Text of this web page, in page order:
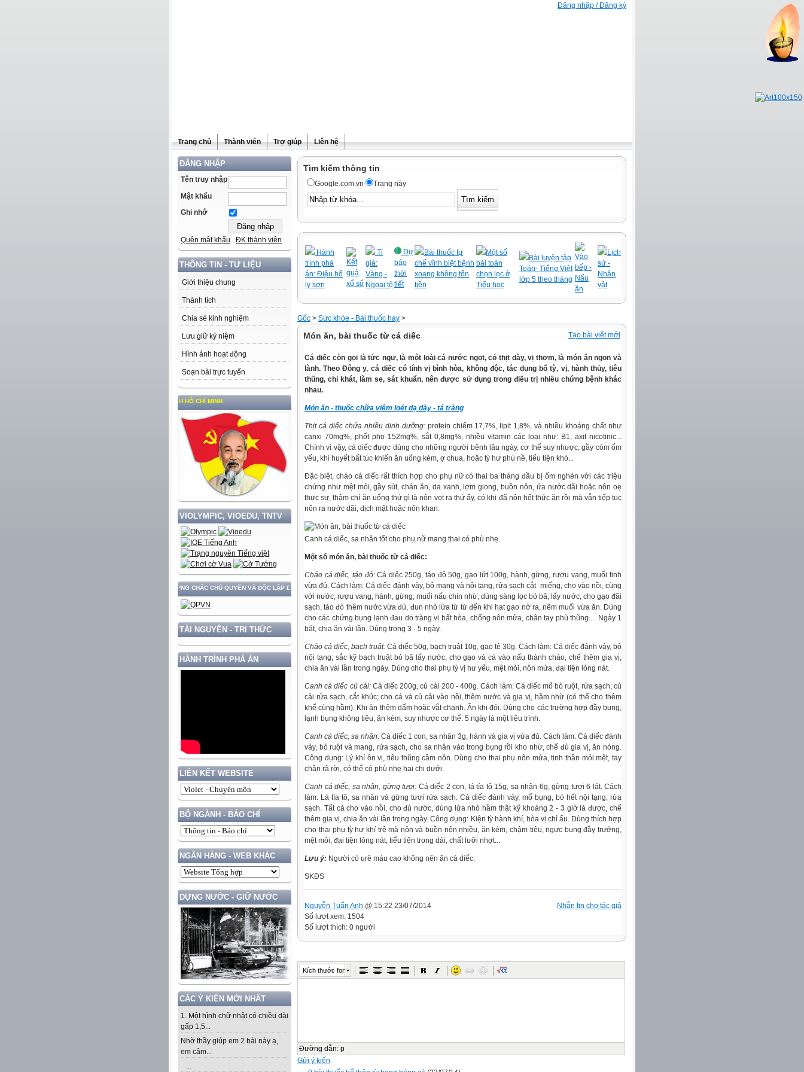
Đăng nhập / Đăng ký
Trang chủ Thành viên Trợ giúp Liên hệ
ĐĂNG NHẬP
Tên truy nhập
Mật khẩu
Ghi nhớ
Quên mật khẩu ĐK thành viên
THÔNG TIN - TƯ LIỆU
Giới thiệu chung
Thành tích
Chia sẻ kinh nghiệm
Lưu giữ kỷ niệm
Hình ảnh hoạt động
Soạn bài trực tuyến
VÀ LÀM THEO TƯ TƯỞNG, ĐẠO ĐỨC, PHONG CÁCH HỒ CHÍ MINH
VIOLYMPIC, VIOEDU, TNTV
VÀ PHÁT TRIỂN ĐẤT NƯỚC GẮN VỚI BẢO VỆ VỮNG CHẮC CHỦ QUYỀN VÀ ĐỘC LẬP DÂN TỘC!
TÀI NGUYÊN - TRI THỨC
HÀNH TRÌNH PHÁ ÁN
LIÊN KẾT WEBSITE
BỘ NGÀNH - BÁO CHÍ
NGÂN HÀNG - WEB KHÁC
DỰNG NƯỚC - GIỮ NƯỚC
CÁC Ý KIẾN MỚI NHẤT
1. Một hình chữ nhật có chiều dài
gấp 1,5...
Nhờ thầy giúp em 2 bài này ạ,
em cảm...
...
Tìm kiếm thông tin
Google.com.vn Trang này
Hành
trình phá
án: Điệu hổ
ly sơn
Kết
quả
xổ số
Tỉ
giá:
Vàng -
Ngoại tệ
Dự
báo
thời
tiết
Bài thuốc tự
chế vĩnh biệt bệnh
xoang không tốn
tiền
Một số
bài toán
chọn lọc ở
Tiểu học
Bài luyện tập
Toán- Tiếng Việt
lớp 5 theo tháng
Vào
bếp -
Nấu
ăn
Lịch
sử -
Nhân
vật
Gốc > Sức khỏe - Bài thuốc hay >
Tạo bài viết mới
Món ăn, bài thuốc từ cá diếc
Cá diếc còn gọi là tức ngư, là một loài cá nước ngọt, có thịt dày, vị thơm, là món ăn ngon và
lành. Theo Đông y, cá diếc có tính vị bình hòa, không độc, tác dụng bổ tỳ, vị, hành thủy, tiêu
thũng, chỉ khát, làm se, sát khuẩn, nên được sử dụng trong điều trị nhiều chứng bệnh khác
nhau.
Món ăn - thuốc chữa viêm loét dạ dày - tá tràng
Thịt cá diếc chứa nhiều dinh dưỡng: protein chiếm 17,7%, lipit 1,8%, và nhiều khoáng chất như
canxi 70mg%, phốt pho 152mg%, sắt 0,8mg%, nhiều vitamin các loại như: B1, axit nicotinic...
Chính vì vậy, cá diếc được dùng cho những người bệnh lâu ngày, cơ thể suy nhược, gầy còm ốm
yếu, khí huyết bất túc khiến ăn uống kém, ợ chua, hoặc tỳ hư phù nề, tiểu tiện khó...
Đặc biệt, cháo cá diếc rất thích hợp cho phụ nữ có thai ba tháng đầu bị ốm nghén với các triệu
chứng như mệt mỏi, gầy sút, chán ăn, da xanh, lợm giọng, buồn nôn, ứa nước dãi hoặc nôn oẹ
thực sự, thậm chí ăn uống thứ gì là nôn vọt ra thứ ấy, có khi đã nôn hết thức ăn rồi mà vẫn tiếp tục
nôn ra nước dãi, dịch mật hoặc nôn khan.
Canh cá diếc, sa nhân tốt cho phụ nữ mang thai có phù nhẹ.
Một số món ăn, bài thuốc từ cá diếc:
Cháo cá diếc, táo đỏ: Cá diếc 250g, táo đỏ 50g, gạo lứt 100g, hành, gừng, rượu vang, muối tinh
vừa đủ. Cách làm: Cá diếc đánh vảy, bỏ mang và nội tạng, rửa sạch cắt miếng, cho vào nồi, cùng
với nước, rượu vang, hành, gừng, muối nấu chín nhừ, dùng sàng lọc bỏ bã, lấy nước, cho gạo đãi
sạch, táo đỏ thêm nước vừa đủ, đun nhỏ lửa từ từ đến khi hạt gạo nở ra, nêm muối vừa ăn. Dùng
cho các chứng bụng lạnh đau do tràng vị bất hòa, chống nôn mửa, chân tay phù thũng.... Ngày 1
bát, chia ăn vài lần. Dùng trong 3 - 5 ngày.
Cháo cá diếc, bạch truật: Cá diếc 50g, bạch truật 10g, gạo tẻ 30g. Cách làm: Cá diếc đánh vảy, bỏ
nội tạng; sắc kỹ bạch truật bỏ bã lấy nước, cho gạo và cá vào nấu thành cháo, chế thêm gia vị,
chia ăn vài lần trong ngày. Dùng cho thai phụ tỳ vị hư yếu, mệt mỏi, nôn mửa, đại tiện lỏng nát.
Canh cá diếc củ cải: Cá diếc 200g, củ cải 200 - 400g. Cách làm: Cá diếc mổ bỏ ruột, rửa sạch; củ
cải rửa sạch, cắt khúc; cho cá và củ cải vào nồi, thêm nước và gia vị, hầm nhừ (có thể cho thêm
khế cùng hầm). Khi ăn thêm dấm hoặc vắt chanh. Ăn khi đói. Dùng cho các trường hợp đầy bụng,
lạnh bụng không tiêu, ăn kém, suy nhược cơ thể. 5 ngày là một liệu trình.
Canh cá diếc, sa nhân: Cá diếc 1 con, sa nhân 3g, hành và gia vị vừa đủ. Cách làm: Cá diếc đánh
vảy, bỏ ruột và mang, rửa sạch, cho sa nhân vào trong bụng rồi kho nhừ, chế đủ gia vị, ăn nóng.
Công dụng: Lý khí ôn vị, tiêu thũng cầm nôn. Dùng cho thai phụ nôn mửa, tinh thần mỏi mệt, tay
chân rã rời, có thể có phù nhẹ hai chi dưới.
Canh cá diếc, sa nhân, gừng tươi: Cá diếc 2 con, lá tía tô 15g, sa nhân 6g, gừng tươi 6 lát. Cách
làm: Lá tía tô, sa nhân và gừng tươi rửa sạch. Cá diếc đánh vảy, mổ bụng, bỏ hết nội tạng, rửa
sạch. Tất cả cho vào nồi, cho đủ nước, dùng lửa nhỏ hầm thật kỹ khoảng 2 - 3 giờ là được, chế
thêm gia vị, chia ăn vài lần trong ngày. Công dụng: Kiện tỳ hành khí, hòa vị chỉ ẩu. Dùng thích hợp
cho thai phụ tỳ hư khí trệ mà nôn và buồn nôn nhiều, ăn kém, chậm tiêu, ngực bụng đầy trướng,
mệt mỏi, đại tiện lỏng nát, tiểu tiện trong dài, chất lưỡi nhợt...
Lưu ý: Người có urê máu cao không nên ăn cá diếc.
SKĐS
Nhắn tin cho tác giả
Nguyễn Tuấn Anh @ 15:22 23/07/2014
Số lượt xem: 1504
Số lượt thích: 0 người
Kích thước font
Đường dẫn: p
Gửi ý kiến